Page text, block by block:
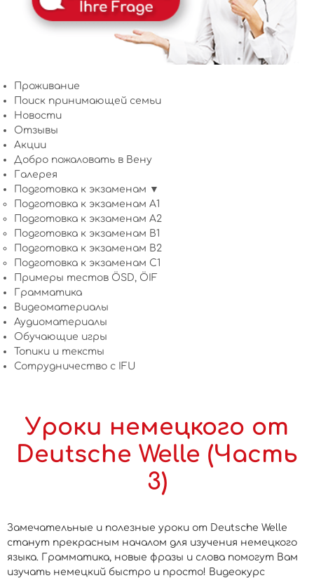
Проживание
Поиск принимающей семьи
Новости
Отзывы
Акции
Добро пожаловать в Вену
Галерея
Подготовка к экзаменам ▼
Подготовка к экзаменам A1
Подготовка к экзаменам A2
Подготовка к экзаменам B1
Подготовка к экзаменам B2
Подготовка к экзаменам C1
Примеры тестов ÖSD, ÖIF
Грамматика
Видеоматериалы
Аудиоматериалы
Обучающие игры
Топики и тексты
Сотрудничество c IFU
Уроки немецкого от
Deutsche Welle (Часть
3)
Замечательные и полезные уроки от Deutsche Welle
станут прекрасным началом для изучения немецкого
языка. Грамматика, новые фразы и слова помогут Вам
изучать немецкий быстро и просто! Видеокурс